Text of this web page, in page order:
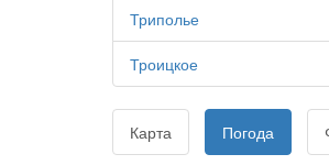
Триполье
Троицкое
Карта Погода